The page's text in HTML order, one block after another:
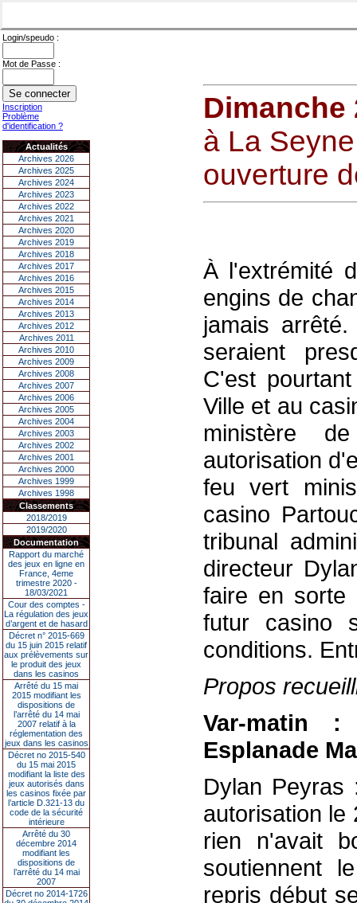
Login/speudo :
Mot de Passe :
Inscription
Problème
d'identification ?
Actualités
Archives 2026
Archives 2025
Archives 2024
Archives 2023
Archives 2022
Archives 2021
Archives 2020
Archives 2019
Archives 2018
Archives 2017
Archives 2016
Archives 2015
Archives 2014
Archives 2013
Archives 2012
Archives 2011
Archives 2010
Archives 2009
Archives 2008
Archives 2007
Archives 2006
Archives 2005
Archives 2004
Archives 2003
Archives 2002
Archives 2001
Archives 2000
Archives 1999
Archives 1998
Classements
2018/2019
2019/2020
Documentation
Rapport du marché
des jeux en ligne en
France, 4eme
trimestre 2020 -
18/03/2021
Cour des comptes -
La régulation des jeux
d’argent et de hasard
Décret n° 2015-669
du 15 juin 2015 relatif
aux prélèvements sur
le produit des jeux
dans les casinos
Arrêté du 15 mai
2015 modifiant les
dispositions de
l’arrêté du 14 mai
2007 relatif à la
réglementation des
jeux dans les casinos
Décret no 2015-540
du 15 mai 2015
modifiant la liste des
jeux autorisés dans
les casinos fixée par
l’article D.321-13 du
code de la sécurité
intérieure
Arrêté du 30
décembre 2014
modifiant les
dispositions de
l’arrêté du 14 mai
2007
Décret no 2014-1726
Dimanche
à La
ouverture
À l'extrémité
engins de
jamais
seraient
C'est
Ville et au
ministère
autorisation
feu vert
casino
tribunal
directeur
faire en sorte
futur casino
conditions.
Propos
Var-matin
Esplanade
Dylan Peyras
autorisation le
rien n'avait
soutiennent
repris début